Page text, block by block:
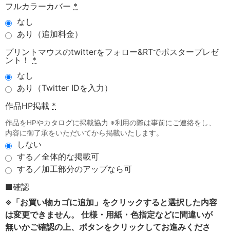
フルカラーカバー *
なし
あり（追加料金）
プリントマウスのtwitterをフォロー&RTでポスタープレゼ
ント！
*
なし
あり（Twitter IDを入力）
作品HP掲載 *
作品をHPやカタログに掲載協力 ※利用の際は事前にご連絡をし、
内容に御了承をいただいてから掲載いたします。
しない
する／全体的な掲載可
する／加工部分のアップなら可
■確認
※「お買い物カゴに追加」をクリックすると選択した内容
は変更できません。 仕様・用紙・色指定などに間違いが
無いかご確認の上、ボタンをクリックしてお進みくださ